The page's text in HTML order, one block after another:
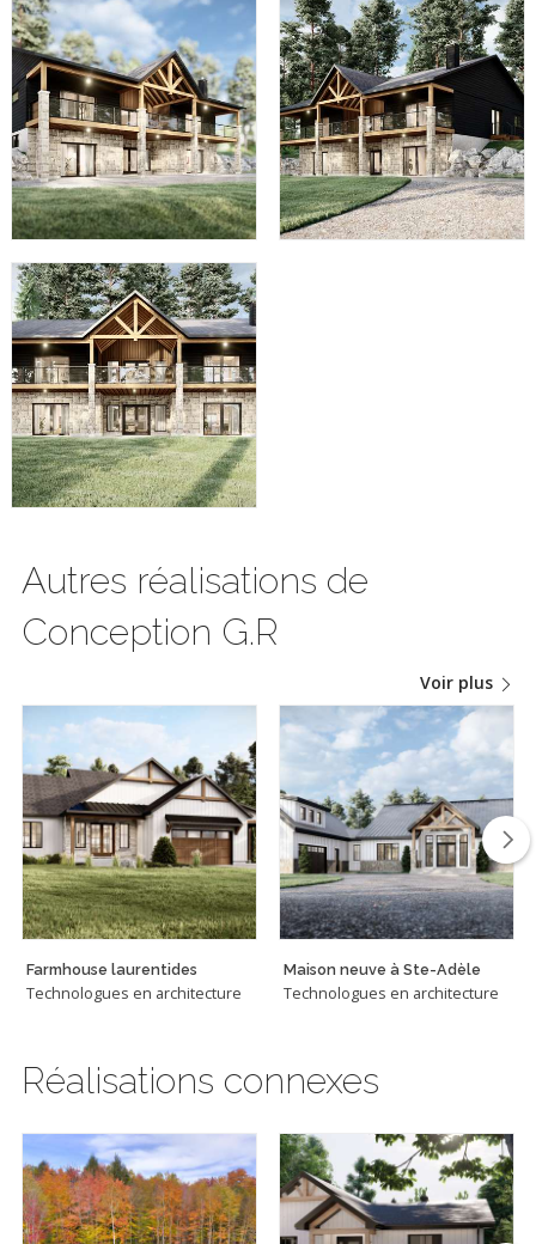
Autres réalisations de
Conception G.R
Voir plus
Farmhouse laurentides
Technologues en architecture
Maison neuve à Ste-Adèle
Technologues en architecture
Réalisations connexes